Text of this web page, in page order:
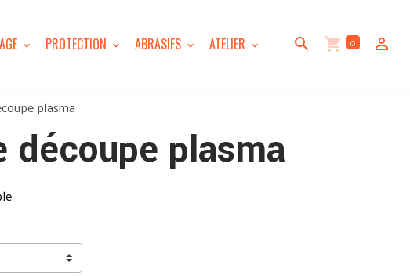
PROTECTION ABRASIFS ATELIER 0
plasma
découpe plasma